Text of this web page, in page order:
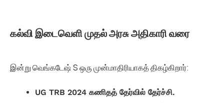
கல்வி இடைவெளி முதல் அரசு அதிகாரி வரை
இன்று வெங்கடேஷ் S ஒரு முன்மாதிரியாகத் திகழ்கிறார்:
UG TRB 2024 கணிதத் தேர்வில் தேர்ச்சி.